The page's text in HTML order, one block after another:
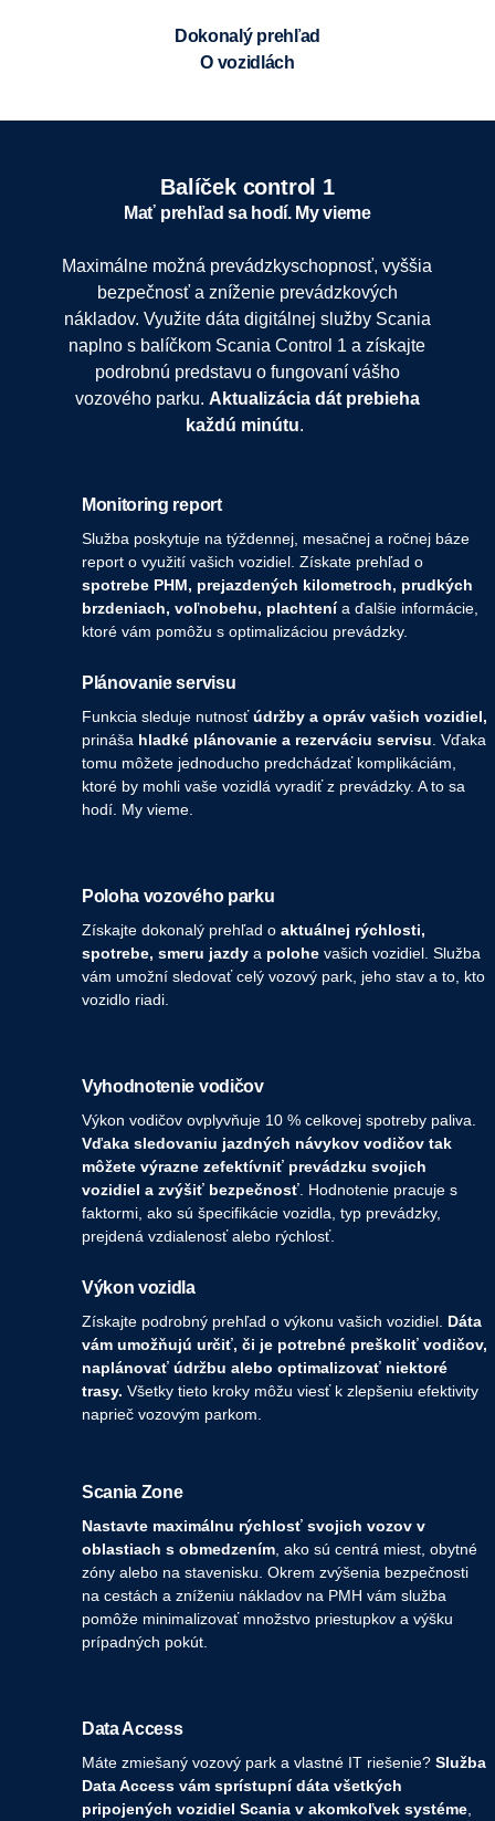
Dokonalý prehľad
o vozidlách
Balíček control 1
Mať prehľad sa hodí. My vieme
Maximálne možná prevádzkyschopnosť, vyššia
bezpečnosť a zníženie prevádzkových
nákladov. Využite dáta digitálnej služby Scania
naplno s balíčkom Scania Control 1 a získajte
podrobnú predstavu o fungovaní vášho
vozového parku. Aktualizácia dát prebieha
každú minútu.
Monitoring report
Služba poskytuje na týždennej, mesačnej a ročnej báze
report o využití vašich vozidiel. Získate prehľad o
spotrebe PHM, prejazdených kilometroch, prudkých
brzdeniach, voľnobehu, plachtenía ďalšie informácie,
ktoré vám pomôžu s optimalizáciou prevádzky.
Plánovanie servisu
Funkcia sleduje nutnosťúdržby a opráv vašich vozidiel,
prináša hladké plánovanie a rezerváciu servisu . Vďaka
tomu môžete jednoducho predchádzať komplikáciám,
ktoré by mohli vaše vozidlá vyradiť z prevádzky. A to sa
hodí. My vieme.
Poloha vozového parku
Získajte dokonalý prehľad o aktuálnej rýchlosti,
spotrebe, smeru jazdy a polohe vašich vozidiel. Služba
vám umožní sledovať celý vozový park, jeho stav a to, kto
vozidlo riadi.
Vyhodnotenie vodičov
Výkon vodičov ovplyvňuje 10 % celkovej spotreby paliva.
Vďaka sledovaniu jazdných návykov vodičov tak
môžete výrazne zefektívniť prevádzku svojich
vozidiel a zvýšiť bezpečnosť. Hodnotenie pracuje s
faktormi, ako sú špecifikácie vozidla, typ prevádzky,
prejdená vzdialenosť alebo rýchlosť.
Výkon vozidla
Získajte podrobný prehľad o výkonu vašich vozidiel. Dáta
vám umožňujú určiť, či je potrebné preškoliť vodičov,
naplánovať údržbu alebo optimalizovať niektoré
trasy. Všetky tieto kroky môžu viesť k zlepšeniu efektivity
naprieč vozovým parkom.
Scania Zone
Nastavte maximálnu rýchlosť svojich vozov v
oblastiach s obmedzením, ako sú centrá miest, obytné
zóny alebo na stavenisku. Okrem zvýšenia bezpečnosti
na cestách a zníženiu nákladov na PMH vám služba
pomôže minimalizovať množstvo priestupkov a výšku
prípadných pokút.
Data Access
Máte zmiešaný vozový park a vlastné IT riešenie? Služba
Data Access vám sprístupní dáta všetkých
pripojených vozidiel Scania v akomkoľvek systéme,